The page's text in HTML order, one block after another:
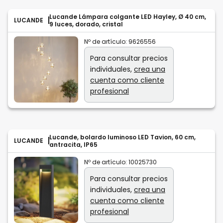
LUCANDE
Lucande Lámpara colgante LED Hayley, Ø 40 cm,
9 luces, dorado, cristal
Nº de artículo: 9626556
Para consultar precios
individuales, crea una
cuenta como cliente
profesional
LUCANDE
Lucande, bolardo luminoso LED Tavion, 60 cm,
antracita, IP65
Nº de artículo: 10025730
Para consultar precios
individuales, crea una
cuenta como cliente
profesional